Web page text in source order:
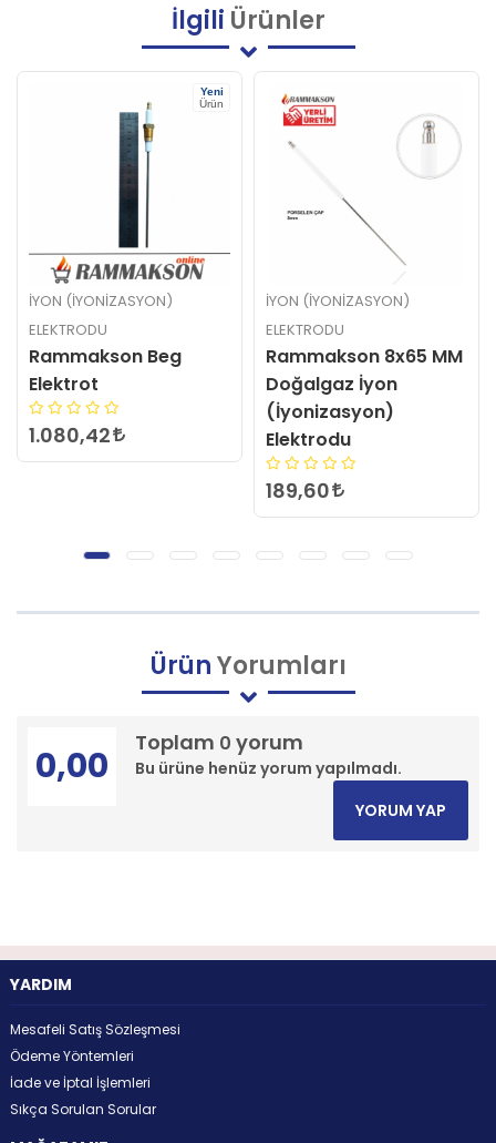
İlgili Ürünler
İYON (İYONIZASYON)
ELEKTRODU
Rammakson 8x65 MM
Doğalgaz İyon
(İyonizasyon)
Elektrodu
İYON (İYONIZASYON)
ELEKTRODU
Rammakson 14x450
MM Doğalgaz İyon
(İyonizasyon)
Elektrodu
877,20
ÜrünYorumları
Toplam 0 yorum
Bu ürüne henüz yorum yapılmadı.
0,00
YORUM YAP
YARDIM
Mesafeli Satış Sözleşmesi
Ödeme Yöntemleri
İade ve İptal İşlemleri
Sıkça Sorulan Sorular